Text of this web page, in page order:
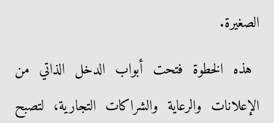
الصغيرة.
هذه الخطوة فتحت أبواب الدخل الذاتي من
الإعلانات والرعاية والشراكات التجارية، لتصبح